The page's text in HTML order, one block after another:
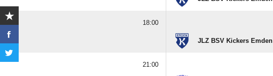
18:00
JLZ BSV Kickers Emden
21:00